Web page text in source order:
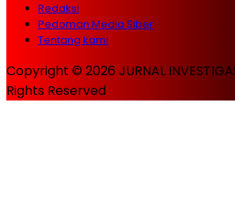
Redaksi
Pedoman Media Siber
Tentang kami
Copyright © 2026 JURNAL
Rights Reserved